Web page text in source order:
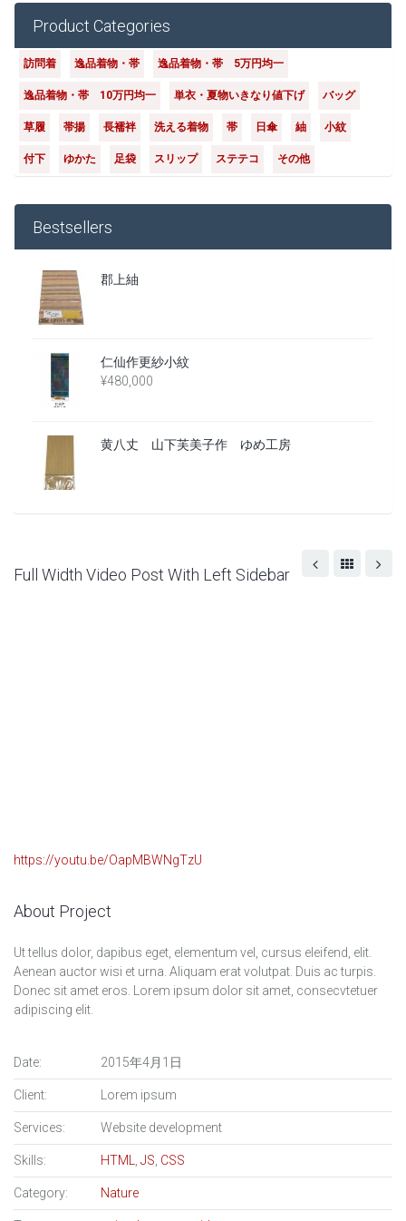
Product Categories
訪問着 逸品着物・帯 逸品着物・帯 5万円均一
逸品着物・帯 10万円均一 単衣・夏物いきなり値下げ バッグ
草履 帯揚 長襦袢 洗える着物 帯 日傘 紬 小紋
付下 ゆかた 足袋 スリップ ステテコ その他
Bestsellers
郡上紬
仁仙作更紗小紋
¥480,000
黄八丈 山下芙美子作 ゆめ工房
Full Width Video Post With Left Sidebar
https://youtu.be/OapMBWNgTzU
About Project
Ut tellus dolor, dapibus eget, elementum vel, cursus eleifend, elit.
Aenean auctor wisi et urna. Aliquam erat volutpat. Duis ac turpis.
Donec sit amet eros. Lorem ipsum dolor sit amet, consecvtetuer
adipiscing elit.
Date: 2015年4月1日
Client: Lorem ipsum
Services: Website development
Skills: HTML, JS, CSS
Category: Nature